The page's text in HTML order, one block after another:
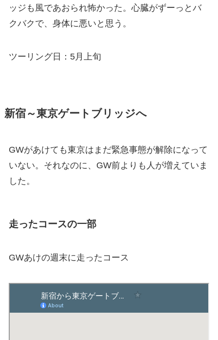
ッジも風であおられ怖かった。心臓がずーっとバ
クバクで、身体に悪いと思う。
ツーリング日：5月上旬
新宿～東京ゲートブリッジへ
GWがあけても東京はまだ緊急事態が解除になって
いない。それなのに、GW前よりも人が増えていま
した。
走ったコースの一部
GWあけの週末に走ったコース